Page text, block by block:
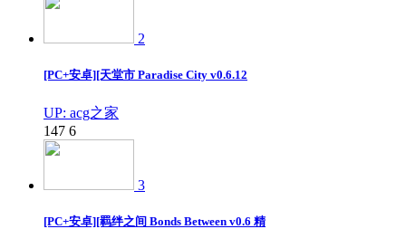
2
[PC+安卓][天堂市 Paradise City v0.6.12
UP: acg之家
147 6
3
[PC+安卓][羁绊之间 Bonds Between v0.6 精